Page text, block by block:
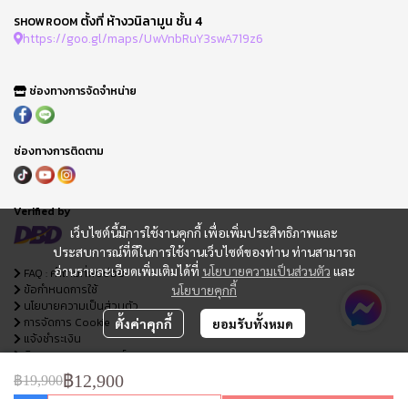
฿19,900฿12,900
เว็บไซต์นี้มีการใช้งานคุกกี้ เพื่อเพิ่มประสิทธิภาพและ
ประสบการณ์ที่ดีในการใช้งานเว็บไซต์ของท่าน ท่านสามารถ
อ่านรายละเอียดเพิ่มเติมได้ที่ นโยบายความเป็นส่วนตัว และ
นโยบายคุกกี้
ตั้งค่าคุกกี้ ยอมรับทั้งหมด
SHOWROOM ตั้งที่ ห้างวนิลามูน ชั้น 4
https://goo.gl/maps/UwVnbRuY3swA719z6
ช่องทางการจัดจำหน่าย
ช่องทางการติดตาม
Verified by
FAQ : คำถามที่พบบ่อย
ข้อกำหนดการใช้
นโยบายความเป็นส่วนตัว
การจัดการ Cookie
แจ้งชำระเงิน
ติดตามสถานะออเดอร์
ใบเสนอราคา